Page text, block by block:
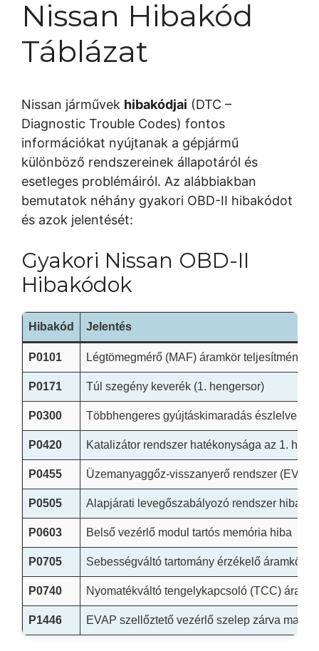
Nissan Hibakód
Táblázat
Nissan járművek hibakódjai (DTC –
Diagnostic Trouble Codes) fontos
információkat nyújtanak a gépjármű
különböző rendszereinek állapotáról és
esetleges problémáiról. Az alábbiakban
bemutatok néhány gyakori OBD-II hibakódot
és azok jelentését:
Gyakori Nissan OBD-II
Hibakódok
Hibakód Jelentés
P0101 Légtömegmérő (MAF) áramkör teljesítmény
P0171 Túl szegény keverék (1. hengersor)
P0300 Többhengeres gyújtáskimaradás észlelve
P0420 Katalizátor rendszer hatékonysága az 1.
P0455 Üzemanyaggőz-visszanyerő rendszer
P0505 Alapjárati levegőszabályozó rendszer hiba
P0603 Belső vezérlő modul tartós memória hiba
P0705 Sebességváltó tartomány érzékelő áramkör
P0740 Nyomatékváltó tengelykapcsoló (TCC)
P1446 EVAP szellőztető vezérlő szelep zárva